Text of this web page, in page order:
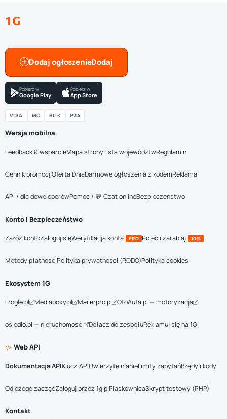
1G
Dodaj ogłoszenie
Pobierz w
Google Play
Pobierz w
App Store
VISA MC BLIK P24
Wersja mobilna
Feedback & wsparcieMapa stronyLista województwRegulamin
Cennik promocjiOferta DniaDarmowe ogłoszenia z kodemReklama
API / dla deweloperówPomoc / 💬 Czat onlineBezpieczeństwo
Konto i Bezpieczeństwo
Załóż kontoZaloguj sięWeryfikacja konta PRO Poleć i zarabiaj 10%
Metody płatnościPolityka prywatności (RODO)Polityka cookies
Ekosystem 1G
Frogle.pl Mediaboxy.pl Mailerpro.pl OtoAuta.pl — motoryzacja
osiedlo.pl — nieruchomości Dołącz do zespołuReklamuj się na 1G
Web API
Dokumentacja APIKlucz APIUwierzytelnianieLimity zapytańBłędy i kody
Od czego zacząćZaloguj przez 1g.plPiaskownicaSkrypt testowy (PHP)
Kontakt